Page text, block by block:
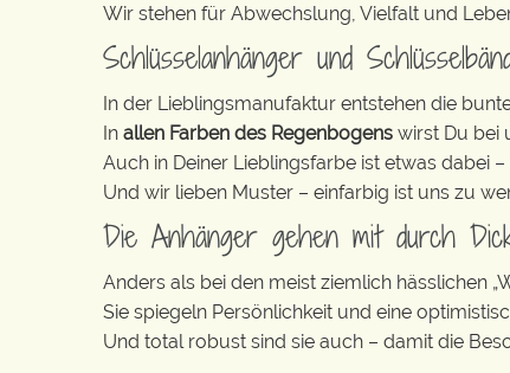
Wir stehen für Abwechslung, Vielfalt und
Schlüsselanhänger und
In der Lieblingsmanufaktur entstehen die
In allen Farben des Regenbogens wirst Du bei
Auch in Deiner Lieblingsfarbe ist etwas dabei
Und wir lieben Muster – einfarbig ist uns zu
Die Anhänger gehen mit durch
Anders als bei den meist ziemlich hässlichen
Sie spiegeln Persönlichkeit und eine
Und total robust sind sie auch – damit die